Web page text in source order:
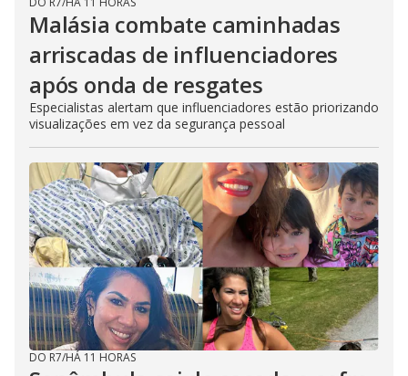
Malásia combate caminhadas
arriscadas de influenciadores
após onda de resgates
Especialistas alertam que influenciadores estão priorizando
visualizações em vez da segurança pessoal
DO R7/HÁ 11 HORAS